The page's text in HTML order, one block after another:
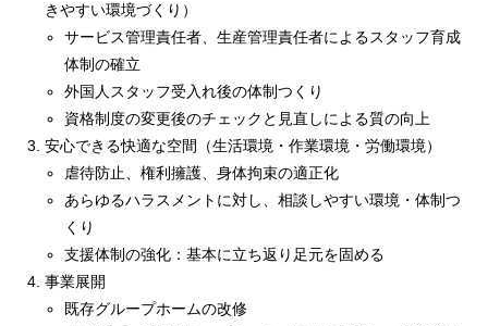
きやすい環境づくり）
サービス管理責任者、生産管理責任者によるスタッフ育成
体制の確立
外国人スタッフ受入れ後の体制つくり
資格制度の変更後のチェックと見直しによる質の向上
安心できる快適な空間（生活環境・作業環境・労働環境）
虐待防止、権利擁護、身体拘束の適正化
あらゆるハラスメントに対し、相談しやすい環境・体制つ
くり
支援体制の強化：基本に立ち返り足元を固める
事業展開
既存グループホームの改修